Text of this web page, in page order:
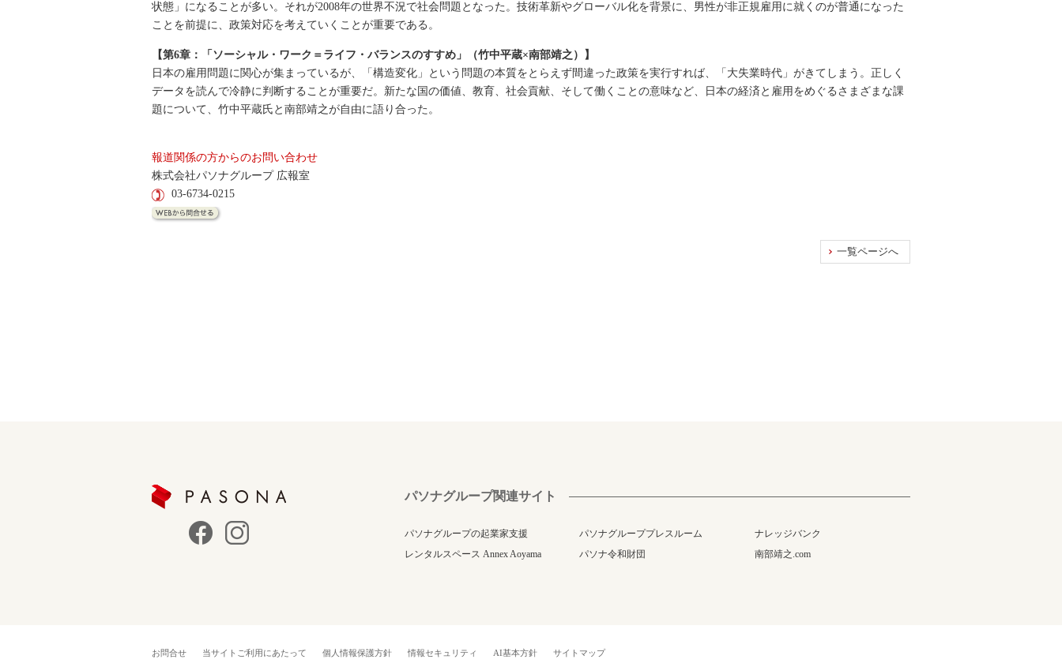
状態」になることが多い。それが2008年の世界不況で社会問題となった。技術革新やグローバル化を背景に、男性が非正規雇用に就くのが普通になった
ことを前提に、政策対応を考えていくことが重要である。
【第6章：「ソーシャル・ワーク＝ライフ・バランスのすすめ」（竹中平蔵×南部靖之）】
日本の雇用問題に関心が集まっているが、「構造変化」という問題の本質をとらえず間違った政策を実行すれば、「大失業時代」がきてしまう。正しく
データを読んで冷静に判断することが重要だ。新たな国の価値、教育、社会貢献、そして働くことの意味など、日本の経済と雇用をめぐるさまざまな課
題について、竹中平蔵氏と南部靖之が自由に語り合った。
報道関係の方からのお問い合わせ
株式会社パソナグループ 広報室
03-6734-0215
一覧ページへ
パソナグループ関連サイト
パソナグループの起業家支援 パソナグループプレスルーム
ナレッジバンク
レンタルスペース Annex Aoyama
パソナ令和財団 南部靖之.com
お問合せ 当サイトご利用にあたって 個人情報保護方針 情報セキュリティ AI基本方針 サイトマップ